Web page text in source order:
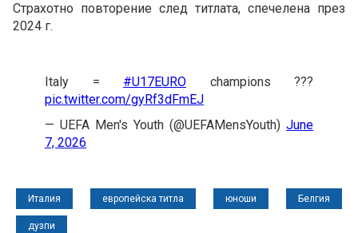
Страхотно повторение след титлата, спечелена през
2024 г.
Italy = #U17EURO champions ???
pic.twitter.com/gyRf3dFmEJ
— UEFA Men's Youth (@UEFAMensYouth) June
7, 2026
Италия европейска титла юноши Белгия
дузпи